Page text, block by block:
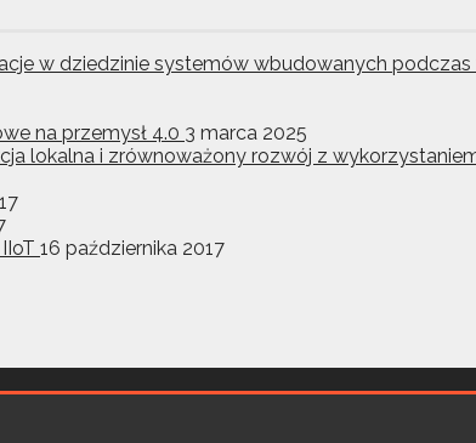
w dziedzinie systemów wbudowanych
na przemysł 4.0 3 marca 2025
lokalna i zrównoważony rozwój z
16 października 2017